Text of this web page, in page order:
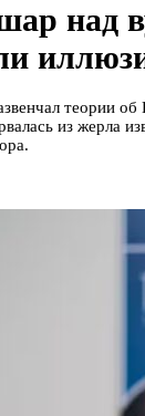
над
теории
из жерла